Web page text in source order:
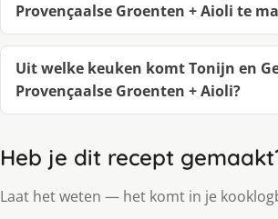
Provençaalse Groenten + Aioli te
Uit welke keuken komt Tonijn en
Provençaalse Groenten + Aioli?
Heb je dit recept
Laat het weten — het komt in je